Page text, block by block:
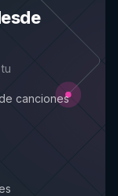
canciones